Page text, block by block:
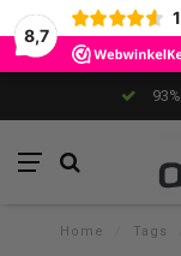
8,7
Home Tags